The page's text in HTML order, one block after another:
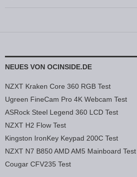
NEUES VON OCINSIDE.DE
NZXT Kraken Core 360 RGB Test
Ugreen FineCam Pro 4K Webcam Test
ASRock Steel Legend 360 LCD Test
NZXT H2 Flow Test
Kingston IronKey Keypad 200C Test
NZXT N7 B850 AMD AM5 Mainboard Test
Cougar CFV235 Test